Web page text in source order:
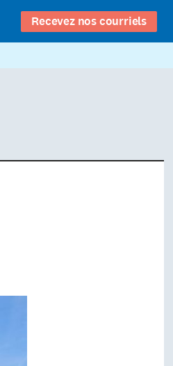
Recevez nos courriels